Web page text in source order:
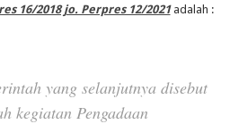
16/2018 jo. Perpres 12/2021adalah :
yang selanjutnya disebut
kegiatan Pengadaan